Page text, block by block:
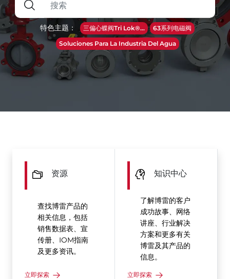
特色主题： 三偏心蝶阀Tri Lok®...
63系列电磁阀
Soluciones Para La Industria Del Agua
资源
查找博雷产品的
相关信息，包括
销售数据表、宣
传册、IOM指南
及更多资讯。
立即探索
知识中心
了解博雷的客户
成功故事、网络
讲座、行业解决
方案和更多有关
博雷及其产品的
信息。
立即探索